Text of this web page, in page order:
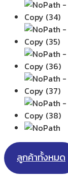
ลูกค้าทั้งหมด